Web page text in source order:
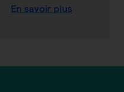
En savoir plus